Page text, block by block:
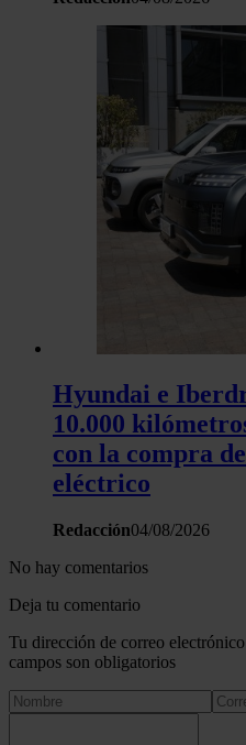
Hyundai e
10.000
con la compra
eléctrico
Redacción04/08/2026
No hay comentarios
Deja tu comentario
Tu dirección de correo
campos son obligatorios